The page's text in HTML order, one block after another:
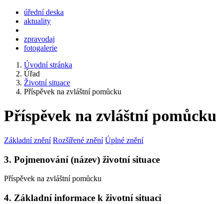
úřední deska
aktuality
zpravodaj
fotogalerie
Úvodní stránka
Úřad
Životní situace
Příspěvek na zvláštní pomůcku
Příspěvek na zvláštní pomůcku
Základní znění Rozšířené znění Úplné znění
3. Pojmenování (název) životní situace
Příspěvek na zvláštní pomůcku
4. Základní informace k životní situaci